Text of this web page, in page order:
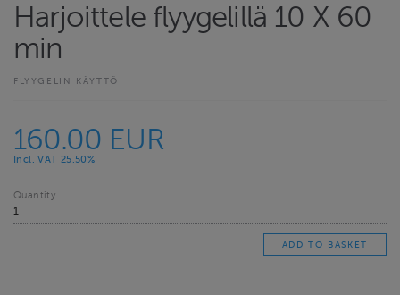
Harjoittele flyygelillä 10 X 60
min
FLYYGELIN KÄYTTÖ
160.00 EUR
Incl. VAT 25.50%
Quantity